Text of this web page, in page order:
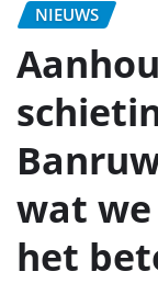
NIEUWS
wat
het